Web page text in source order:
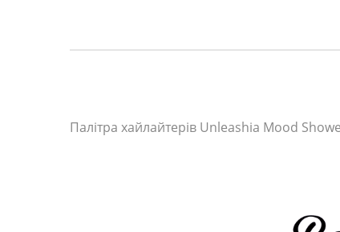
Палітра хайлайтерів Unleashia Mood